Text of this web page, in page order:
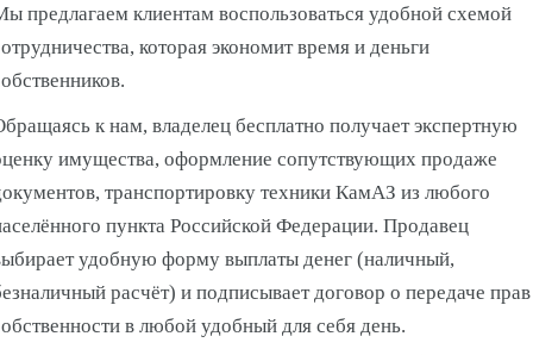
предлагаем клиентам воспользоваться удобной схемой
которая экономит время и деньги
к нам, владелец бесплатно получает экспертную
имущества, оформление сопутствующих продаже
транспортировку техники КамАЗ из любого
пункта Российской Федерации. Продавец
удобную форму выплаты денег (наличный,
расчёт) и подписывает договор о передаче прав
в любой удобный для себя день.